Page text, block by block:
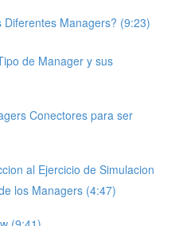
Diferentes Managers? (9:23)
de Manager y sus
Conectores para ser
al Ejercicio de Simulacion
los Managers (4:47)